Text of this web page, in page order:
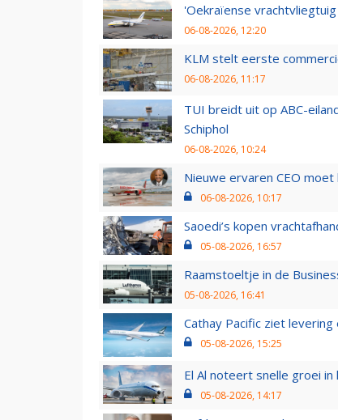
'Oekraïense
06-08-2026, 12:20
KLM stelt eerste
06-08-2026, 11:17
TUI breidt uit op ABC-
Schiphol
06-08-2026, 10:24
Nieuwe ervaren CEO
06-08-2026, 10:17
Saoedi’s kopen
05-08-2026, 16:57
Raamstoeltje in de
05-08-2026, 16:41
Cathay Pacific ziet
05-08-2026, 15:25
El Al noteert snelle groei
05-08-2026, 14:17